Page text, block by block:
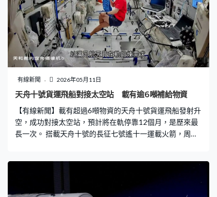
未來人類長期駐留太空甚至實現星際移民提供健康保障。
中國科學院動物研究所副研究員李天達：「我們希望能夠
把小鼠的工作結合斑馬魚的工作，包括這次類胚胎的一些
工作，和未來我們在小鼠體內開展的一些孕育相關的一些
工作，能夠串聯起來，去系統了解包括脊椎動物斑馬魚和
哺乳動物小鼠，未來包括靈長類和人在內，這些地球生命
的胚胎發育過程是如何受到空間環境影響的。」 至於高分
辨率溫室氣體點源探測儀則由香港科技大學牽頭研製，能
精準監測溫室氣體的排放情況。與地面監測相比，最大優
勢是覆蓋範圍廣、跨地域精度一致、可比性強和不受邊界
限制。 香港科技大學教授蘇慧：「它
有線新聞 2026年05月11日
天舟十號貨運飛船對接太空站 載有逾6噸補給物資
【有線新聞】載有超過6噸物資的天舟十號貨運飛船發射升
空，成功對接太空站，預計將在軌停靠12個月，是歷來最
長一次。 搭載天舟十號的長征七號遙十一運載火箭，周一
此次發射任務取得圓滿成功，謝謝大家。」飛船在約5小時
口。 天舟十號長10.6米，載有超過6噸物資，有220多件貨